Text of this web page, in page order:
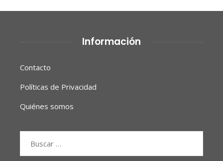
Información
Contacto
Políticas de Privacidad
Quiénes somos